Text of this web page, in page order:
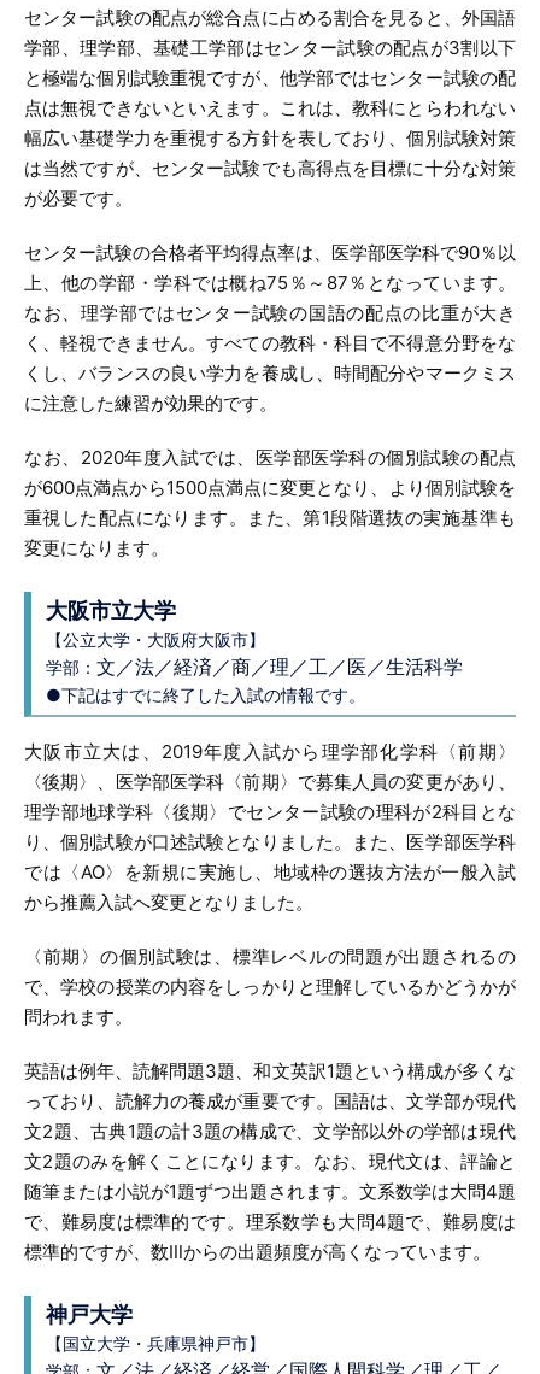
センター試験の配点が総合点に占める割合を見ると、外国語
学部、理学部、基礎工学部はセンター試験の配点が3割以下
と極端な個別試験重視ですが、他学部ではセンター試験の配
点は無視できないといえます。これは、教科にとらわれない
幅広い基礎学力を重視する方針を表しており、個別試験対策
は当然ですが、センター試験でも高得点を目標に十分な対策
が必要です。
センター試験の合格者平均得点率は、医学部医学科で90％以
上、他の学部・学科では概ね75％～87％となっています。
なお、理学部ではセンター試験の国語の配点の比重が大き
く、軽視できません。すべての教科・科目で不得意分野をな
くし、バランスの良い学力を養成し、時間配分やマークミス
に注意した練習が効果的です。
なお、2020年度入試では、医学部医学科の個別試験の配点
が600点満点から1500点満点に変更となり、より個別試験を
重視した配点になります。また、第1段階選抜の実施基準も
変更になります。
大阪市立大学
【公立大学・大阪府大阪市】
学部： 文／法／経済／商／理／工／医／生活科学
●下記はすでに終了した入試の情報です。
大阪市立大は、2019年度入試から理学部化学科〈前期〉
〈後期〉、医学部医学科〈前期〉で募集人員の変更があり、
理学部地球学科〈後期〉でセンター試験の理科が2科目とな
り、個別試験が口述試験となりました。また、医学部医学科
では〈AO〉を新規に実施し、地域枠の選抜方法が一般入試
から推薦入試へ変更となりました。
〈前期〉の個別試験は、標準レベルの問題が出題されるの
で、学校の授業の内容をしっかりと理解しているかどうかが
問われます。
英語は例年、読解問題3題、和文英訳1題という構成が多くな
っており、読解力の養成が重要です。国語は、文学部が現代
文2題、古典1題の計3題の構成で、文学部以外の学部は現代
文2題のみを解くことになります。なお、現代文は、評論と
随筆または小説が1題ずつ出題されます。文系数学は大問4題
で、難易度は標準的です。理系数学も大問4題で、難易度は
標準的ですが、数Ⅲからの出題頻度が高くなっています。
神戸大学
【国立大学・兵庫県神戸市】